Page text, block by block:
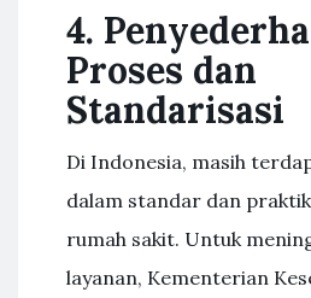
4.
Proses dan
Standarisasi
Di Indonesia, masih
dalam standar dan
rumah sakit. Untuk
layanan, Kementerian